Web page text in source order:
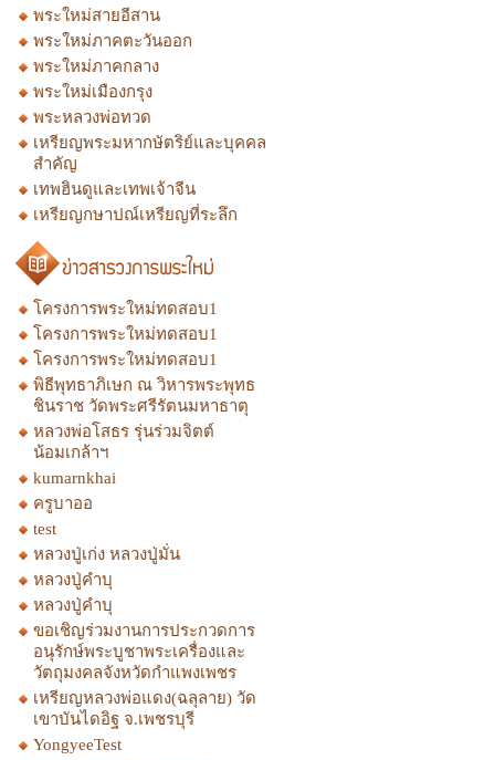
พระใหม่สายอีสาน
พระใหม่ภาคตะวันออก
พระใหม่ภาคกลาง
พระใหม่เมืองกรุง
พระหลวงพ่อทวด
เหรียญพระมหากษัตริย์และบุคคล
สำคัญ
เทพฮินดูและเทพเจ้าจีน
เหรียญกษาปณ์เหรียญที่ระลึก
โครงการพระใหม่ทดสอบ1
โครงการพระใหม่ทดสอบ1
โครงการพระใหม่ทดสอบ1
พิธีพุทธาภิเษก ณ วิหารพระพุทธ
ชินราช วัดพระศรีรัตนมหาธาตุ
หลวงพ่อโสธร รุ่นร่วมจิตต์
น้อมเกล้าฯ
kumarnkhai
ครูบาออ
test
หลวงปู่เก่ง หลวงปู่มั่น
หลวงปู่คำบุ
หลวงปู่คำบุ
ขอเชิญร่วมงานการประกวดการ
อนุรักษ์พระบูชาพระเครื่องและ
วัตถุมงคลจังหวัดกำแพงเพชร
เหรียญหลวงพ่อแดง(ฉลุลาย) วัด
เขาบันไดอิฐ จ.เพชรบุรี
YongyeeTest